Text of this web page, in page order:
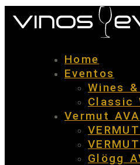
Home
Eventos
Wines
Classic
Vermut AVA
Glögg